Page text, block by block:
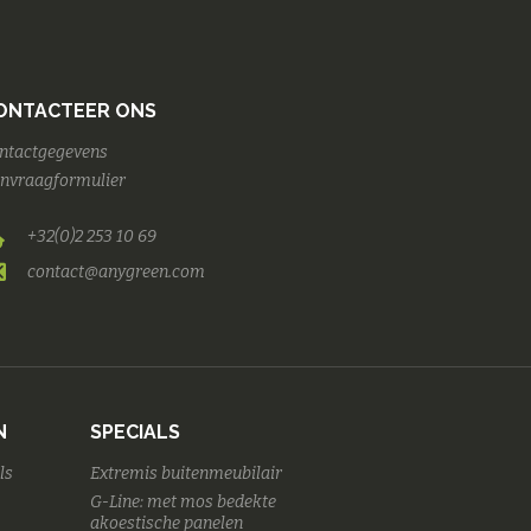
ONS
+32(0)2 253 10 69
contact@anygreen.com
SPECIALS
Extremis buitenmeubilair
G-Line: met mos bedekte
akoestische panelen